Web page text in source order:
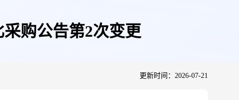
购公告第2次变更
更新时间：2026-07-21